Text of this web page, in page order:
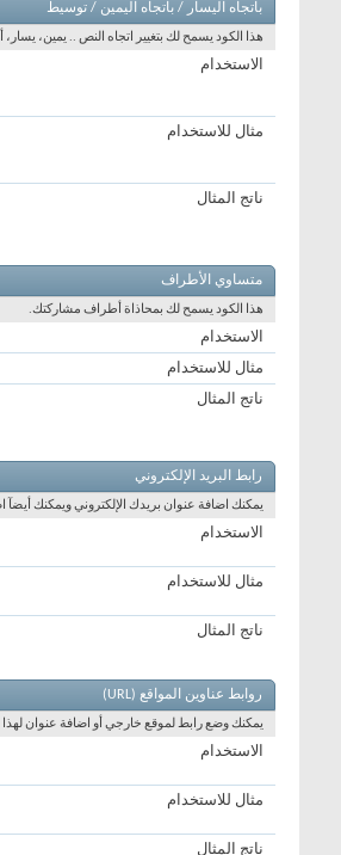
باتجاه اليسار / باتجاه اليمين / توسيط
هذا الكود يسمح لك بتغيير اتجاه النص .. يمين،
الاستخدام
مثال للاستخدام
ناتج المثال
متساوي الأطراف
هذا الكود يسمح لك بمحاذاة أطراف مشاركتك.
الاستخدام
مثال للاستخدام
ناتج المثال
رابط البريد الإلكتروني
يمكنك اضافة عنوان بريدك الإلكتروني ويمكنك أيضآ
الاستخدام
مثال للاستخدام
ناتج المثال
روابط عناوين المواقع (URL)
يمكنك وضع رابط لموقع خارجي أو اضافة عنوان لهذا
الاستخدام
مثال للاستخدام
ناتج المثال